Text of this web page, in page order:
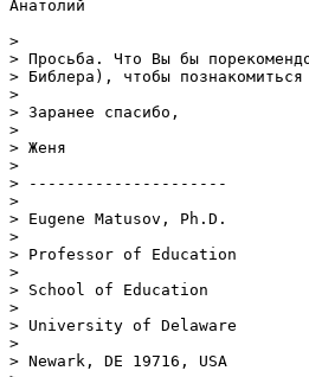
Анатолий
>
> Просьба. Что Вы бы
> Библера), чтобы
>
> Заранее спасибо,
>
> Женя
>
> ---------------------
>
> Eugene Matusov, Ph.D.
>
> Professor of Education
>
> School of Education
>
> University of Delaware
>
> Newark, DE 19716, USA